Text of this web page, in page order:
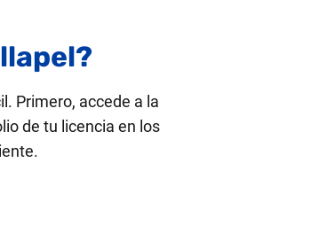
Primero, accede a la
de tu licencia en los